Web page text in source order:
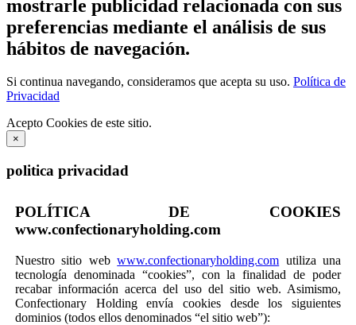
mostrarle publicidad relacionada con sus
preferencias mediante el análisis de sus
hábitos de navegación.
Si continua navegando, consideramos que acepta su uso. Política de
Privacidad
Acepto Cookies de este sitio.
×
politica privacidad
POLÍTICA DE COOKIES
www.confectionaryholding.com
Nuestro sitio webwww.confectionaryholding.com utiliza una
tecnología denominada “cookies”, con la finalidad de poder
recabar información acerca del uso del sitio web. Asimismo,
Confectionary Holding envía cookies desde los siguientes
dominios (todos ellos denominados “el sitio web”):